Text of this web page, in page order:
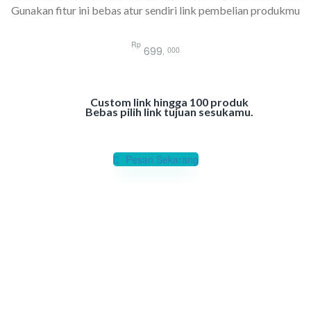
Gunakan fitur ini bebas atur sendiri link pembelian produkmu
Rp
699. 000
Custom link hingga 100 produk
Bebas pilih link tujuan sesukamu.
Pesan Sekarang